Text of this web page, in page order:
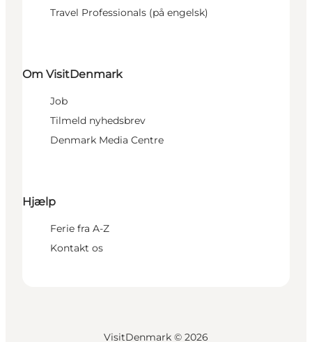
Travel Professionals (på engelsk)
Om VisitDenmark
Job
Tilmeld nyhedsbrev
Denmark Media Centre
Hjælp
Ferie fra A-Z
Kontakt os
VisitDenmark © 2026